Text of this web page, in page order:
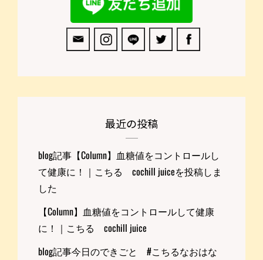
最近の投稿
blog記事【Column】血糖値をコントロールし
て健康に！｜こちる cochill juiceを投稿しま
した
【Column】血糖値をコントロールして健康
に！｜こちる cochill juice
blog記事今日のできごと #こちるなおはな